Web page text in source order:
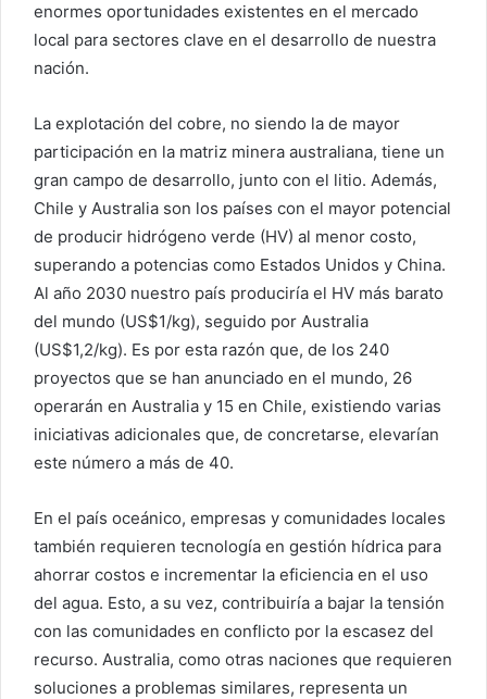
enormes oportunidades existentes en el mercado
local para sectores clave en el desarrollo de nuestra
nación.
La explotación del cobre, no siendo la de mayor
participación en la matriz minera australiana, tiene un
gran campo de desarrollo, junto con el litio. Además,
Chile y Australia son los países con el mayor potencial
de producir hidrógeno verde (HV) al menor costo,
superando a potencias como Estados Unidos y China.
Al año 2030 nuestro país produciría el HV más barato
del mundo (US$1/kg), seguido por Australia
(US$1,2/kg). Es por esta razón que, de los 240
proyectos que se han anunciado en el mundo, 26
operarán en Australia y 15 en Chile, existiendo varias
iniciativas adicionales que, de concretarse, elevarían
este número a más de 40.
En el país oceánico, empresas y comunidades locales
también requieren tecnología en gestión hídrica para
ahorrar costos e incrementar la eficiencia en el uso
del agua. Esto, a su vez, contribuiría a bajar la tensión
con las comunidades en conflicto por la escasez del
recurso. Australia, como otras naciones que requieren
soluciones a problemas similares, representa un